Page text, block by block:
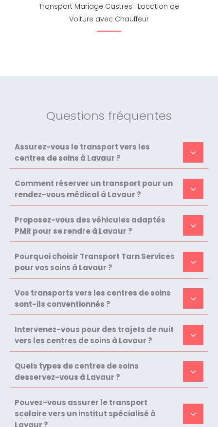
Transport Mariage Castres : Location de
Voiture avec Chauffeur
Questions fréquentes
Assurez-vous le transport vers les
centres de soins à Lavaur ?
Comment réserver un transport pour un
rendez-vous médical à Lavaur ?
Proposez-vous des véhicules adaptés
PMR pour se rendre à Lavaur ?
Pourquoi choisir Transport Tarn Services
pour vos soins à Lavaur ?
Vos transports vers les centres de soins
sont-ils conventionnés ?
Intervenez-vous pour des trajets de nuit
vers les centres de soins à Lavaur ?
Quels types de centres de soins
desservez-vous à Lavaur ?
Pouvez-vous assurer le transport
scolaire vers un institut spécialisé à
Lavaur ?